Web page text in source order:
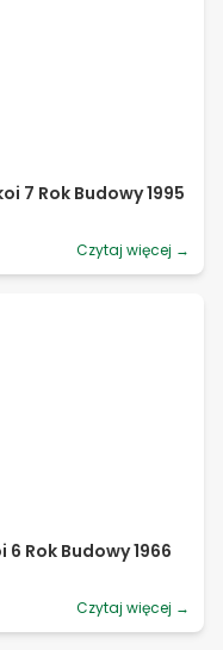
7 Rok Budowy 1995
Czytaj więcej →
Rok Budowy 1966
Czytaj więcej →